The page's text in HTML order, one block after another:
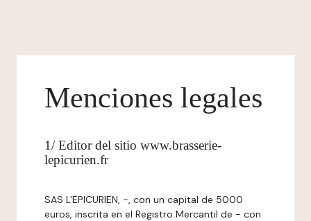
Menciones legales
1/ Editor del sitio www.brasserie-
lepicurien.fr
SAS L'EPICURIEN, -, con un capital de 5000
euros, inscrita en el Registro Mercantil de - con